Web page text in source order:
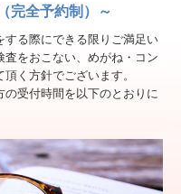
完全予約制）～
する際にできる限りご満足い
をおこない、めがね・コン
く方針でございます。
受付時間を以下のとおりに